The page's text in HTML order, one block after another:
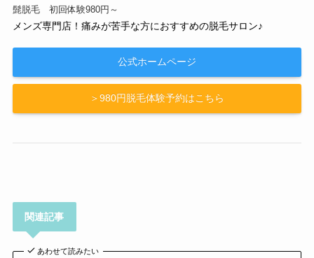
髭脱毛 初回体験980円～
メンズ専門店！痛みが苦手な方におすすめの脱毛サロン♪
公式ホームページ
＞980円脱毛体験予約はこちら
関連記事
あわせて読みたい